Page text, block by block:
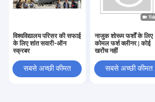
विश्वविद्यालय परिसर की सफाई
के लिए शांत सवारी-ऑन
स्क्रबर
सबसे अच्छी कीमत
नाजुक शोरूम फर्शों के लिए
कोमल फर्श क्लीनर | कोई
खरोंच नहीं
सबसे अच्छी कीमत